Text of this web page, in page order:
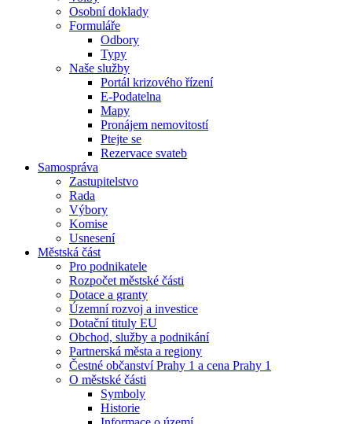
Osobní doklady
Formuláře
Odbory
Typy
Naše služby
Portál krizového řízení
E-Podatelna
Mapy
Pronájem nemovitostí
Ptejte se
Rezervace svateb
Samospráva
Zastupitelstvo
Rada
Výbory
Komise
Usnesení
Městská část
Pro podnikatele
Rozpočet městské části
Dotace a granty
Územní rozvoj a investice
Dotační tituly EU
Obchod, služby a podnikání
Partnerská města a regiony
Čestné občanství Prahy 1 a cena Prahy 1
O městské části
Symboly
Historie